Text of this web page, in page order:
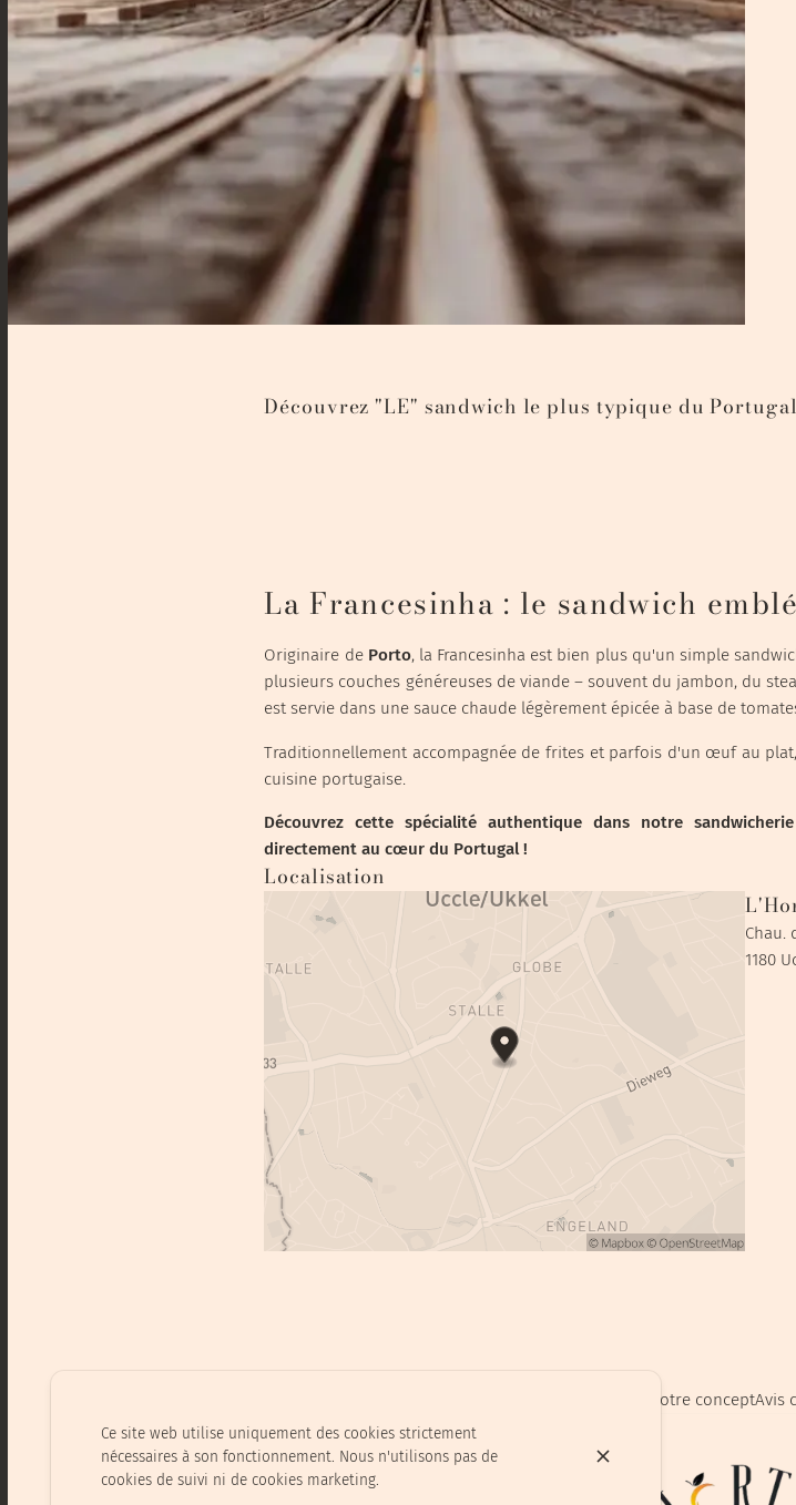
Découvrez "LE" sandwich le plus typique du
La Francesinha : le sandwich
Originaire de Porto, la Francesinha est bien plus qu'un simple
plusieurs couches généreuses de viande – souvent du jambon, du
est servie dans une sauce chaude légèrement épicée à base de
Traditionnellement accompagnée de frites et parfois d'un œuf au
cuisine portugaise.
Découvrez cette spécialité authentique dans notre
directement au cœur du Portugal !
Localisation
Chau.
1180
Notre conceptAvis
Ce site web utilise uniquement des cookies strictement
nécessaires à son fonctionnement. Nous n'utilisons pas de
cookies de suivi ni de cookies marketing.